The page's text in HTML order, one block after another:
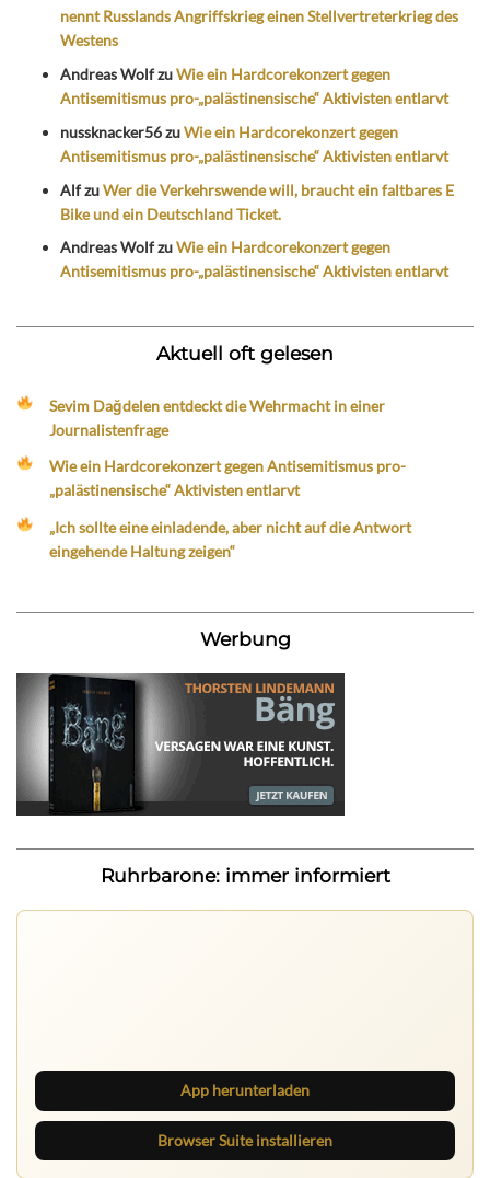
nennt Russlands Angriffskrieg einen Stellvertreterkrieg des
Westens
Andreas WolfzuWie ein Hardcorekonzert gegen
Antisemitismus pro-„palästinensische“ Aktivisten entlarvt
nussknacker56zuWie ein Hardcorekonzert gegen
Antisemitismus pro-„palästinensische“ Aktivisten entlarvt
AlfzuWer die Verkehrswende will, braucht ein faltbares E
Bike und ein Deutschland Ticket.
Andreas WolfzuWie ein Hardcorekonzert gegen
Antisemitismus pro-„palästinensische“ Aktivisten entlarvt
Aktuell oft gelesen
Sevim Dağdelen entdeckt die Wehrmacht in einer
Journalistenfrage
Wie ein Hardcorekonzert gegen Antisemitismus pro-
„palästinensische“ Aktivisten entlarvt
„Ich sollte eine einladende, aber nicht auf die Antwort
eingehende Haltung zeigen“
Werbung
Ruhrbarone: immer informiert
App herunterladen
Browser Suite installieren